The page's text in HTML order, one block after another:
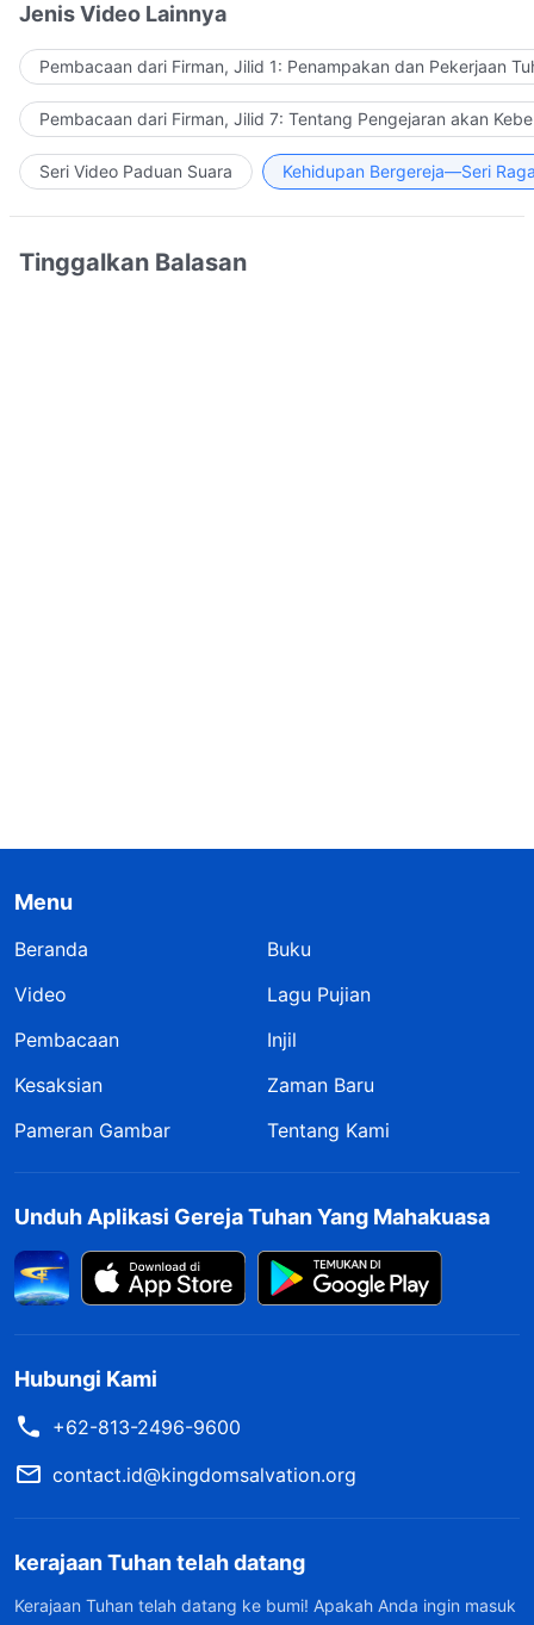
Jenis Video Lainnya
Pembacaan dari Firman, Jilid 1: Penampakan dan Pekerjaan
Pembacaan dari Firman, Jilid 7: Tentang Pengejaran akan
Seri Video Paduan Suara Kehidupan Bergereja—Seri
Tinggalkan Balasan
Menu
Beranda
Buku
Video
Lagu Pujian
Pembacaan
Injil
Kesaksian
Zaman Baru
Pameran Gambar
Tentang Kami
Unduh Aplikasi Gereja Tuhan Yang Mahakuasa
Hubungi Kami
+62-813-2496-9600
contact.id@kingdomsalvation.org
kerajaan Tuhan telah datang
Kerajaan Tuhan telah datang ke bumi! Apakah Anda ingin masuk